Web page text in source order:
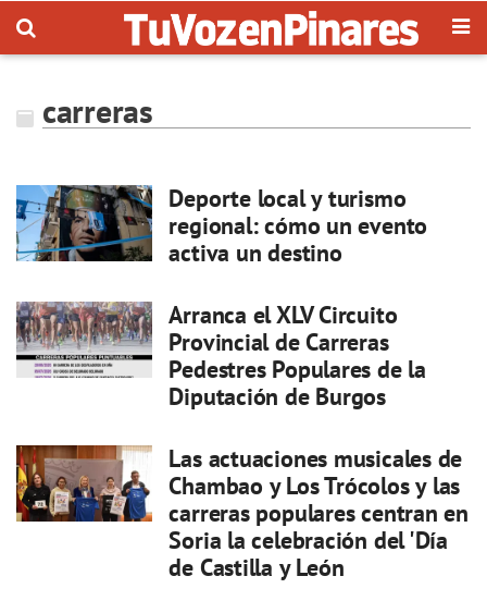
carreras
Deporte local y turismo
regional: cómo un evento
activa un destino
Arranca el XLV Circuito
Provincial de Carreras
Pedestres Populares de la
Diputación de Burgos
Las actuaciones musicales de
Chambao y Los Trócolos y las
carreras populares centran en
Soria la celebración del 'Día
de Castilla y León